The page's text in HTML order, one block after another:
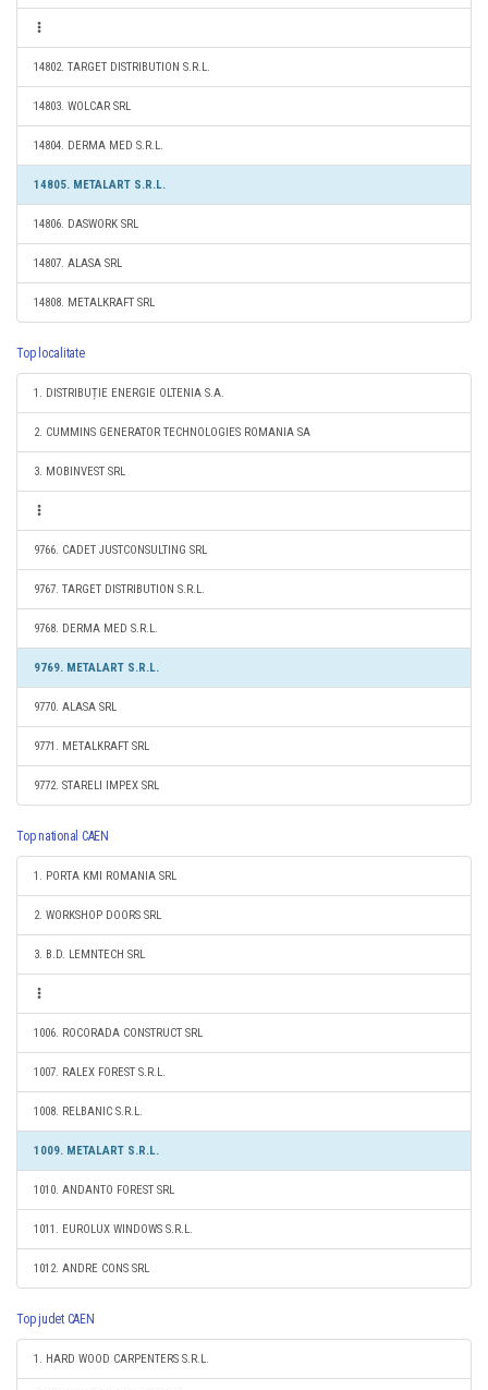
14802. TARGET DISTRIBUTION S.R.L.
14803. WOLCAR SRL
14804. DERMA MED S.R.L.
14805. METALART S.R.L.
14806. DASWORK SRL
14807. ALASA SRL
14808. METALKRAFT SRL
Top localitate
1. DISTRIBUȚIE ENERGIE OLTENIA S.A.
2. CUMMINS GENERATOR TECHNOLOGIES ROMANIA SA
3. MOBINVEST SRL
9766. CADET JUSTCONSULTING SRL
9767. TARGET DISTRIBUTION S.R.L.
9768. DERMA MED S.R.L.
9769. METALART S.R.L.
9770. ALASA SRL
9771. METALKRAFT SRL
9772. STARELI IMPEX SRL
Top national CAEN
1. PORTA KMI ROMANIA SRL
2. WORKSHOP DOORS SRL
3. B.D. LEMNTECH SRL
1006. ROCORADA CONSTRUCT SRL
1007. RALEX FOREST S.R.L.
1008. RELBANIC S.R.L.
1009. METALART S.R.L.
1010. ANDANTO FOREST SRL
1011. EUROLUX WINDOWS S.R.L.
1012. ANDRE CONS SRL
Top judet CAEN
1. HARD WOOD CARPENTERS S.R.L.